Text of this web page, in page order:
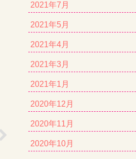
2021年7月
2021年5月
2021年4月
2021年3月
2021年1月
2020年12月
2020年11月
2020年10月